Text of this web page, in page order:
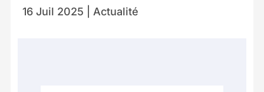
16 Juil 2025 Actualité